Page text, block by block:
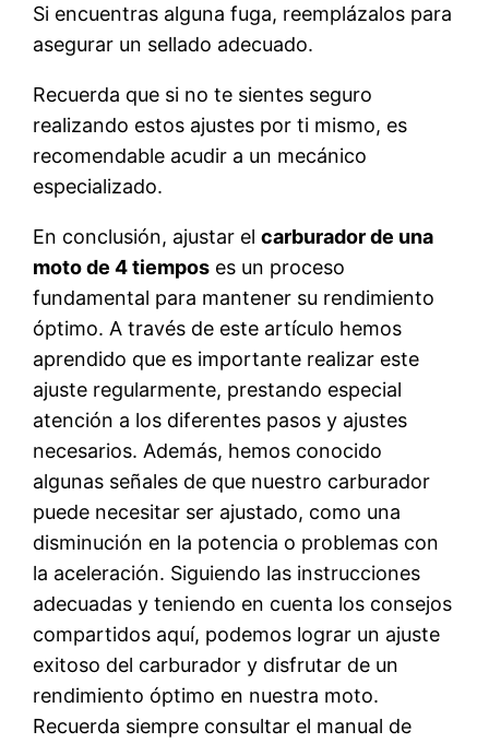
Si encuentras alguna fuga, reemplázalos para
asegurar un sellado adecuado.
Recuerda que si no te sientes seguro
realizando estos ajustes por ti mismo, es
recomendable acudir a un mecánico
especializado.
En conclusión, ajustar elcarburador de una
moto de 4 tiempos es un proceso
fundamental para mantener su rendimiento
óptimo. A través de este artículo hemos
aprendido que es importante realizar este
ajuste regularmente, prestando especial
atención a los diferentes pasos y ajustes
necesarios. Además, hemos conocido
algunas señales de que nuestro carburador
puede necesitar ser ajustado, como una
disminución en la potencia o problemas con
la aceleración. Siguiendo las instrucciones
adecuadas y teniendo en cuenta los consejos
compartidos aquí, podemos lograr un ajuste
exitoso del carburador y disfrutar de un
rendimiento óptimo en nuestra moto.
Recuerda siempre consultar el manual de